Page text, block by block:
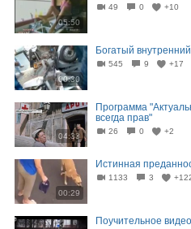
05:50
49 0 +10
00:30
Богатый
545 9 +17
04:33
Программа
всегда прав"
26 0 +2
00:29
Истинная
1133 3
Поучительное